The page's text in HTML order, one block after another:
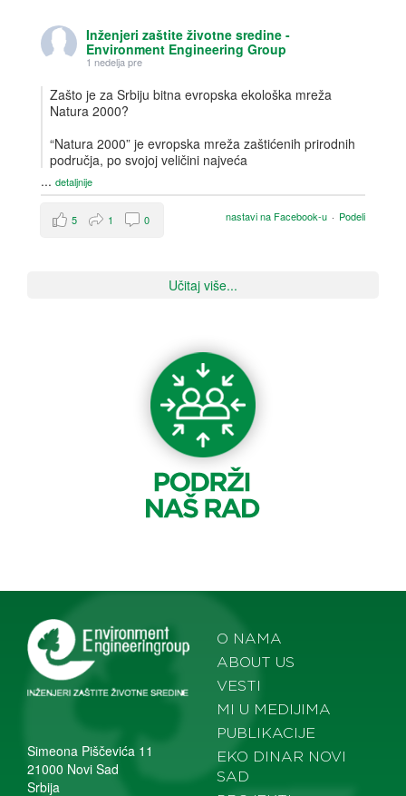
Inženjeri zaštite životne sredine -
Environment Engineering Group
1 nedelja pre
Zašto je za Srbiju bitna evropska ekološka mreža
Natura 2000?
“Natura 2000” je evropska mreža zaštićenih prirodnih
područja, po svojoj veličini najveća
... detaljnije
nastavi na Facebook-u · Podeli
5 1 0
Učitaj više...
Simeona Piščevića 11
21000 Novi Sad
Srbija
O NAMA
ABOUT US
VESTI
MI U MEDIJIMA
PUBLIKACIJE
EKO DINAR NOVI
SAD